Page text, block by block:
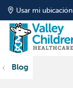
Usar mi ubicación
Blog